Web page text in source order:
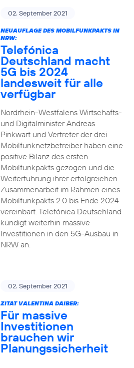
02. September 2021
NEUAUFLAGE DES MOBILFUNKPAKTS IN
NRW:
Telefónica
Deutschland macht
5G bis 2024
landesweit für alle
verfügbar
Nordrhein-Westfalens Wirtschafts-
und Digitalminister Andreas
Pinkwart und Vertreter der drei
Mobilfunknetzbetreiber haben eine
positive Bilanz des ersten
Mobilfunkpakts gezogen und die
Weiterführung ihrer erfolgreichen
Zusammenarbeit im Rahmen eines
Mobilfunkpakts 2.0 bis Ende 2024
vereinbart. Telefónica Deutschland
kündigt weiterhin massive
Investitionen in den 5G-Ausbau in
NRW an.
02. September 2021
ZITAT VALENTINA DAIBER:
Für massive
Investitionen
brauchen wir
Planungssicherheit